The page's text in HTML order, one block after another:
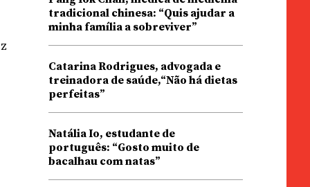
tradicional chinesa: “Quis ajudar a
minha família a sobreviver”
Catarina Rodrigues, advogada e
treinadora de saúde,“Não há dietas
perfeitas”
Natália Io, estudante de
português: “Gosto muito de
bacalhau com natas”